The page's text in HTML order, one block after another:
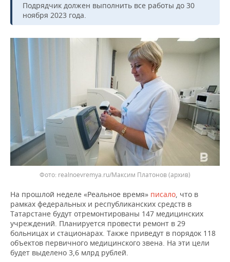
ФИГУРНОЕ КАТАНИЕ
ХОККЕЙ С МЯЧОМ
МЕДИЦИНА
ПРОИСШЕСТВИЯ
Подрядчик должен выполнить все работы до 30
ноября 2023 года.
Фото: realnoevremya.ru/Максим Платонов (архив)
На прошлой неделе «Реальное время» писало, что в
рамках федеральных и республиканских средств в
Татарстане будут отремонтированы 147 медицинских
учреждений. Планируется провести ремонт в 29
больницах и стационарах. Также приведут в порядок 118
объектов первичного медицинского звена. На эти цели
будет выделено 3,6 млрд рублей.